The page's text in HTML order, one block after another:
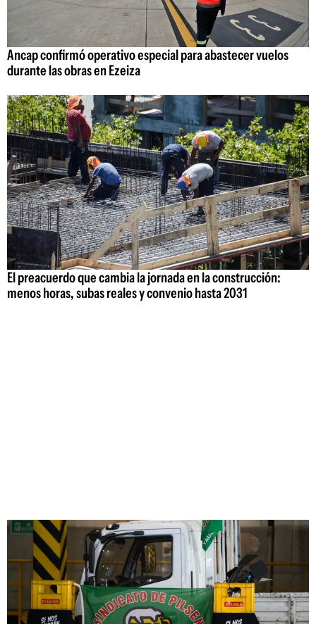
Ancap confirmó operativo especial para abastecer vuelos
durante las obras en Ezeiza
El preacuerdo que cambia la jornada en la construcción:
menos horas, subas reales y convenio hasta 2031